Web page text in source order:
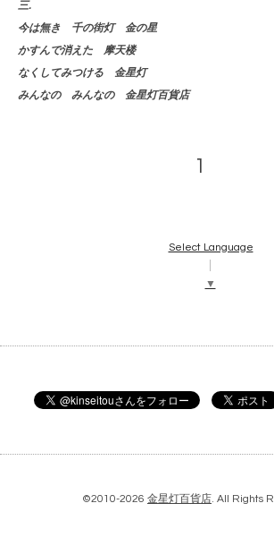
三.
今は無き 千の街灯 金の星
かすんで消えた 摩天楼
なくしてみつける 金星灯
みんなの みんなの 金星灯百貨店
1
Select Language
▼
©2010-2026 金星灯百貨店. All Rights